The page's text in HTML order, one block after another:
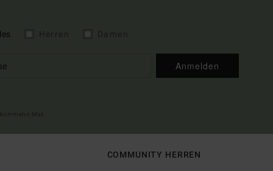
Anmelden
COMMUNITY HERREN